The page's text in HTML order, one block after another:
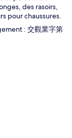
des rasoirs,
pour chaussures.
: 交觀業字第